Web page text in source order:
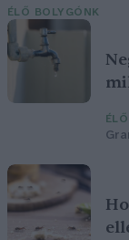
ÉLŐ BOLYGÓNK